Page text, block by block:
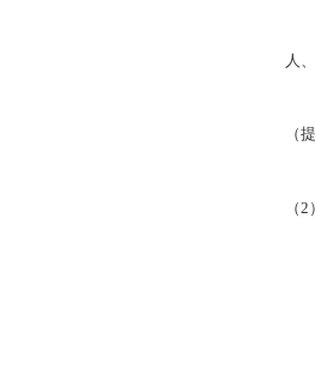
人
（
（